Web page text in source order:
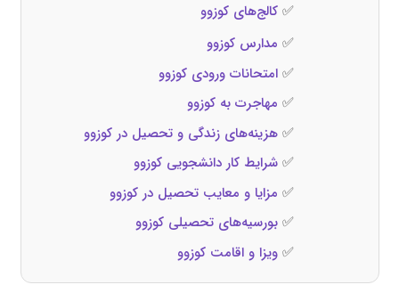
✅کالج‌های کوزوو
✅ مدارس کوزوو
✅امتحانات ورودی کوزوو
✅ مهاجرت به کوزوو
✅هزینه‌های زندگی و تحصیل در کوزوو
✅شرایط کار دانشجویی کوزوو
✅ مزایا و معایب تحصیل در کوزوو
✅بورسیه‌های تحصیلی کوزوو
✅ویزا و اقامت کوزوو